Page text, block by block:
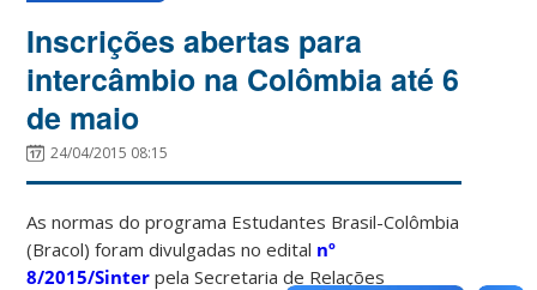
Inscrições abertas para
intercâmbio na Colômbia até 6
de maio
24/04/2015 08:15
As normas do programa Estudantes Brasil-Colômbia
(Bracol) foram divulgadas no edital nº
8/2015/Sinter pela Secretaria de Relações